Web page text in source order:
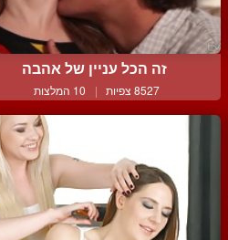
זה הכל עניין של אהבה
8527 צפיות | 10 המלצות